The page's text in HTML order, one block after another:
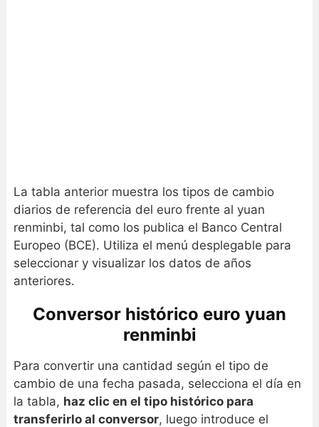
La tabla anterior muestra los tipos de cambio
diarios de referencia del euro frente al yuan
renminbi, tal como los publica el Banco Central
Europeo (BCE). Utiliza el menú desplegable para
seleccionar y visualizar los datos de años
anteriores.
Conversor histórico euro yuan
renminbi
Para convertir una cantidad según el tipo de
cambio de una fecha pasada, selecciona el día en
la tabla, haz clic en el tipo histórico para
transferirlo al conversor, luego introduce el